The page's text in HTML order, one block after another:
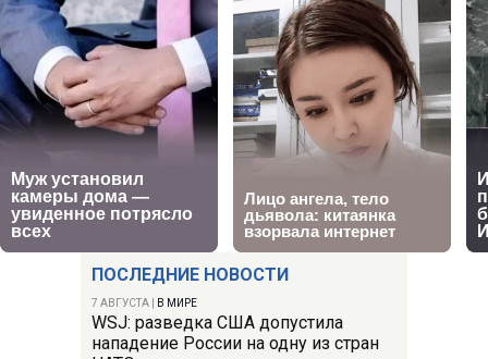
ПОСЛЕДНИЕ НОВОСТИ
7 АВГУСТА В МИРЕ
WSJ: разведка США допустила
нападение России на одну из стран